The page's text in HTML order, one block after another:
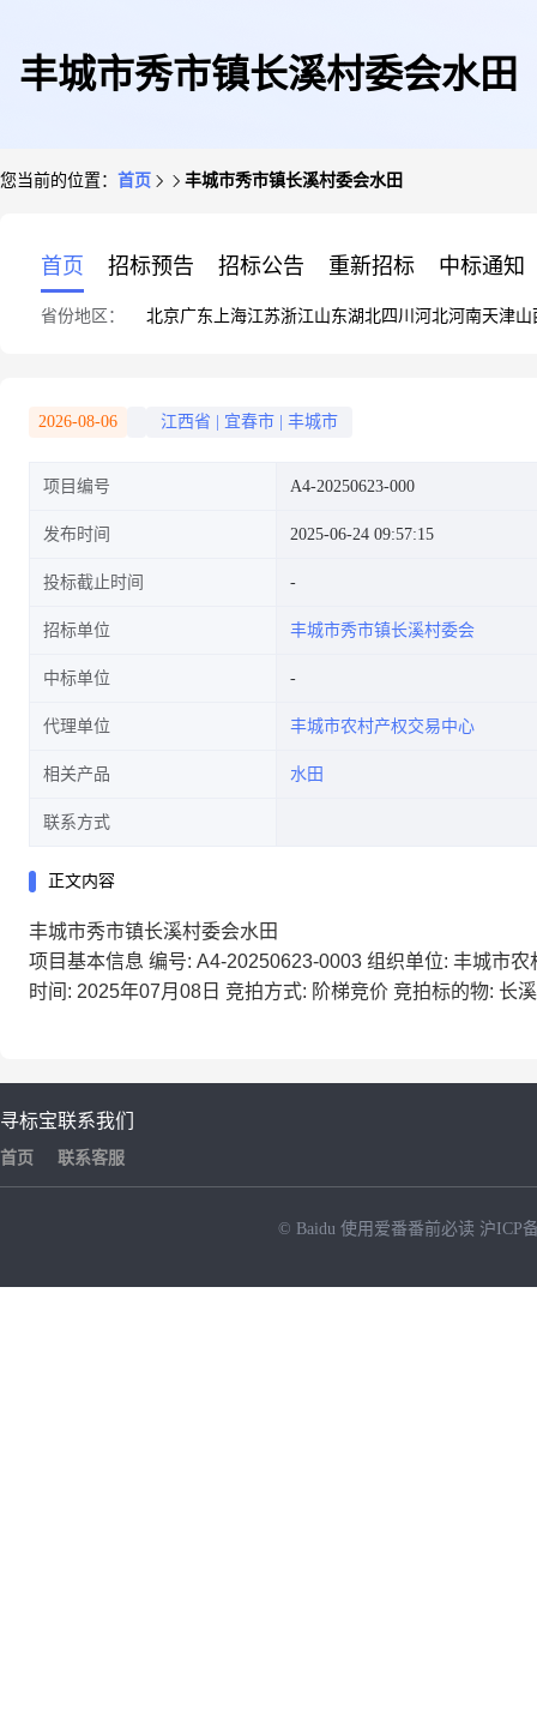
丰城市秀市镇长溪村委会水田
您当前的位置： 首页 丰城市秀市镇长溪村委会水田
首页 招标预告 招标公告 重新招标 中标通知
省份地区： 北京广东 上海江苏浙江山东湖北四川 河北河南天津山
2026-08-06 江西省 宜春市 丰城市
项目编号 A4-20250623-000
发布时间 2025-06-24 09:57:15
投标截止时间
招标单位 丰城市秀市镇长溪村委会
中标单位
代理单位 丰城市农村产权交易中心
相关产品 水田
联系方式
正文内容
丰城市秀市镇长溪村委会水田
项目基本信息 编号: A4-20250623-0003 组织单位: 丰城市
时间: 2025年07月08日 竞拍方式: 阶梯竞价 竞拍标的物: 长
寻标宝
首页
联系我们
联系客服
© Baidu 使用爱番番前必读 沪ICP